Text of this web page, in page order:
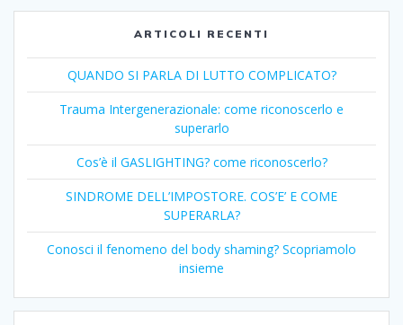
ARTICOLI RECENTI
QUANDO SI PARLA DI LUTTO COMPLICATO?
Trauma Intergenerazionale: come riconoscerlo e
superarlo
Cos’è il GASLIGHTING? come riconoscerlo?
SINDROME DELL’IMPOSTORE. COS’E’ E COME
SUPERARLA?
Conosci il fenomeno del body shaming? Scopriamolo
insieme